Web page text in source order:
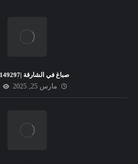
صباغ في الشارقة |0547149297
مارس 25, 2025